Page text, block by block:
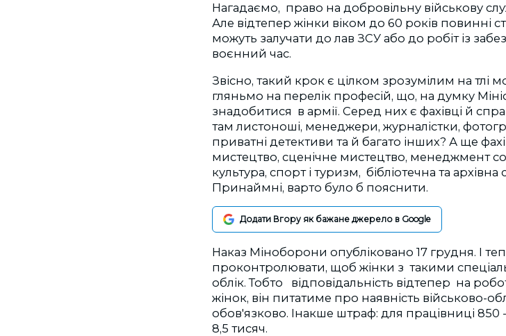
Нагадаємо, право на добровільну військову
Але відтепер жінки віком до 60 років повинні
можуть залучати до лав ЗСУ або до робіт із
воєнний час.
Звісно, такий крок є цілком зрозумілим на тлі
гляньмо на перелік професій, що, на думку
знадобитися в армії. Серед них є фахівці й
там листоноші, менеджери, журналістки,
приватні детективи та й багато інших? А ще
мистецтво, сценічне мистецтво, менеджмент
культура, спорт і туризм, бібліотечна та архівна
Принаймні, варто було б пояснити.
Додати Вгору як бажане джерело в Google
Наказ Міноборони опубліковано 17 грудня. І
проконтролювати, щоб жінки з такими
облік. Тобто відповідальність відтепер на
жінок, він питатиме про наявність військово-
обов'язково. Інакше штраф: для працівниці 850
8,5 тисяч.